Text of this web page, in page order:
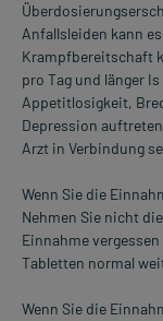
Anfallsleiden kann
Krampfbereitschaft
pro Tag und länger
Appetitlosigkeit,
Depression
Arzt in Verbindung
Wenn Sie die
Nehmen Sie nicht
Einnahme
Tabletten normal
Wenn Sie die